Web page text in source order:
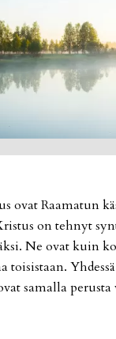
ovat Raa­ma­tun
on teh­nyt
Ne ovat kuin
toi­sis­taan.
sa­mal­la